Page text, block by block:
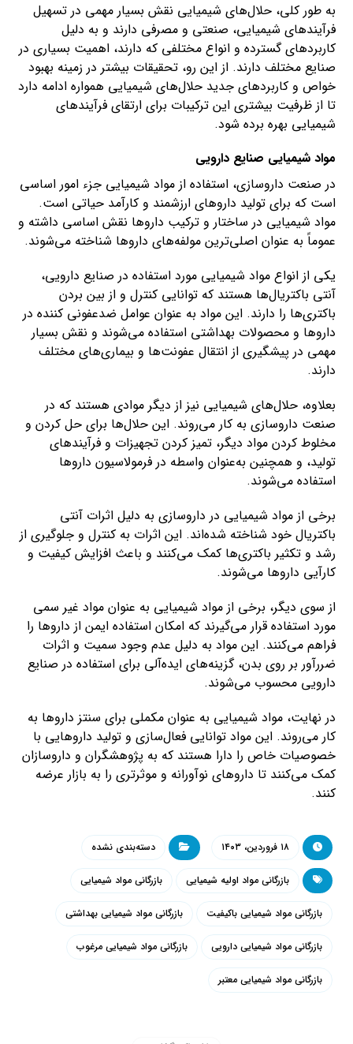
به طور کلی، حلال‌های شیمیایی نقش بسیار مهمی در تسهیل
فرآیندهای شیمیایی، صنعتی و مصرفی دارند و به دلیل
کاربردهای گسترده و انواع مختلفی که دارند، اهمیت بسیاری در
صنایع مختلف دارند. از این رو، تحقیقات بیشتر در زمینه بهبود
خواص و کاربردهای جدید حلال‌های شیمیایی همواره ادامه دارد
تا از ظرفیت بیشتری این ترکیبات برای ارتقای فرآیندهای
شیمیایی بهره برده شود.
مواد شیمیایی صنایع دارویی
در صنعت داروسازی، استفاده از مواد شیمیایی جزء امور اساسی
است که برای تولید داروهای ارزشمند و کارآمد حیاتی است.
مواد شیمیایی در ساختار و ترکیب داروها نقش اساسی داشته و
عموماً به عنوان اصلی‌ترین مولفه‌های داروها شناخته می‌شوند.
یکی از انواع مواد شیمیایی مورد استفاده در صنایع دارویی،
آنتی باکتریال‌ها هستند که توانایی کنترل و از بین بردن
باکتری‌ها را دارند. این مواد به عنوان عوامل ضدعفونی کننده در
داروها و محصولات بهداشتی استفاده می‌شوند و نقش بسیار
مهمی در پیشگیری از انتقال عفونت‌ها و بیماری‌های مختلف
دارند.
بعلاوه، حلال‌های شیمیایی نیز از دیگر موادی هستند که در
صنعت داروسازی به کار می‌روند. این حلال‌ها برای حل کردن و
مخلوط کردن مواد دیگر، تمیز کردن تجهیزات و فرآیندهای
تولید، و همچنین به‌عنوان واسطه در فرمولاسیون داروها
استفاده می‌شوند.
برخی از مواد شیمیایی در داروسازی به دلیل اثرات آنتی
باکتریال خود شناخته شده‌اند. این اثرات به کنترل و جلوگیری از
رشد و تکثیر باکتری‌ها کمک می‌کنند و باعث افزایش کیفیت و
کارآیی داروها می‌شوند.
از سوی دیگر، برخی از مواد شیمیایی به عنوان مواد غیر سمی
مورد استفاده قرار می‌گیرند که امکان استفاده ایمن از داروها را
فراهم می‌کنند. این مواد به دلیل عدم وجود سمیت و اثرات
ضرر‌آور بر روی بدن، گزینه‌های ایده‌آلی برای استفاده در صنایع
دارویی محسوب می‌شوند.
در نهایت، مواد شیمیایی به عنوان مکملی برای سنتز داروها به
کار می‌روند. این مواد توانایی فعال‌سازی و تولید داروهایی با
خصوصیات خاص را دارا هستند که به پژوهشگران و داروسازان
کمک می‌کنند تا داروهای نوآورانه و موثرتری را به بازار عرضه
کنند.
۱۸ فروردین، ۱۴۰۳ دسته‌بندی نشده
بازرگانی مواد اولیه شیمیایی بازرگانی مواد شیمیایی
بازرگانی مواد شیمیایی باکیفیت بازرگانی مواد شیمیایی بهداشتی
بازرگانی مواد شیمیایی دارویی بازرگانی مواد شیمیایی مرغوب
بازرگانی مواد شیمیایی معتبر